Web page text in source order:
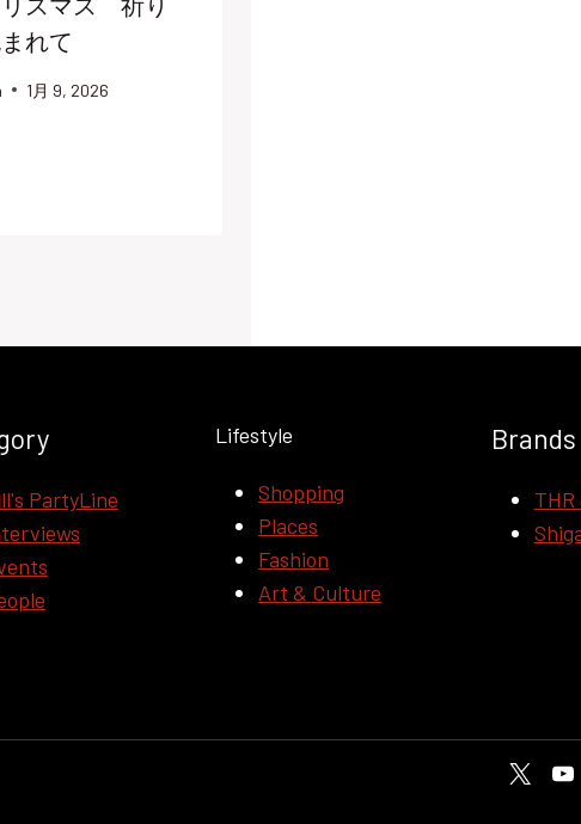
れて
1月 9, 2026
PartyLine
Lifestyle
Shopping
Places
Fashion
Art & Culture
Brands